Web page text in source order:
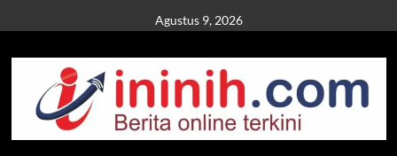
to
content
Agustus 9, 2026